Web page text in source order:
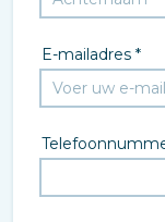
E-mailadres *